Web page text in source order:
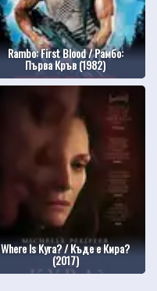
Rambo: First Blood / Рамбо:
Първа Кръв (1982)
Where Is Kyra? / Къде е Кира?
(2017)